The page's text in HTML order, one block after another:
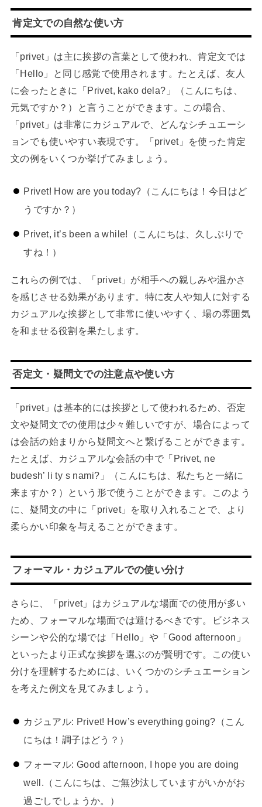
肯定文での自然な使い方
「privet」は主に挨拶の言葉として使われ、肯定文では
「Hello」と同じ感覚で使用されます。たとえば、友人
に会ったときに「Privet, kako dela?」（こんにちは、
元気ですか？）と言うことができます。この場合、
「privet」は非常にカジュアルで、どんなシチュエーシ
ョンでも使いやすい表現です。「privet」を使った肯定
文の例をいくつか挙げてみましょう。
Privet! How are you today?（こんにちは！今日はど
うですか？）
Privet, it’s been a while!（こんにちは、久しぶりで
すね！）
これらの例では、「privet」が相手への親しみや温かさ
を感じさせる効果があります。特に友人や知人に対する
カジュアルな挨拶として非常に使いやすく、場の雰囲気
を和ませる役割を果たします。
否定文・疑問文での注意点や使い方
「privet」は基本的には挨拶として使われるため、否定
文や疑問文での使用は少々難しいですが、場合によって
は会話の始まりから疑問文へと繋げることができます。
たとえば、カジュアルな会話の中で「Privet, ne
budesh’ li ty s nami?」（こんにちは、私たちと一緒に
来ますか？）という形で使うことができます。このよう
に、疑問文の中に「privet」を取り入れることで、より
柔らかい印象を与えることができます。
フォーマル・カジュアルでの使い分け
さらに、「privet」はカジュアルな場面での使用が多い
ため、フォーマルな場面では避けるべきです。ビジネス
シーンや公的な場では「Hello」や「Good afternoon」
といったより正式な挨拶を選ぶのが賢明です。この使い
分けを理解するためには、いくつかのシチュエーション
を考えた例文を見てみましょう。
カジュアル: Privet! How’s everything going?（こん
にちは！調子はどう？）
フォーマル: Good afternoon, I hope you are doing
well.（こんにちは、ご無沙汰していますがいかがお
過ごしでしょうか。）